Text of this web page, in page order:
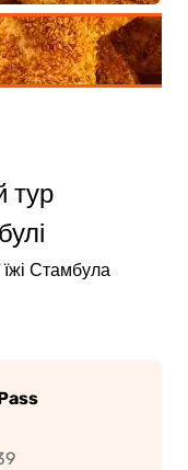
тур
їжі Стамбула